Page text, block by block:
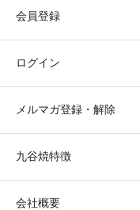
会員登録
ログイン
メルマガ登録・解除
九谷焼特徴
会社概要